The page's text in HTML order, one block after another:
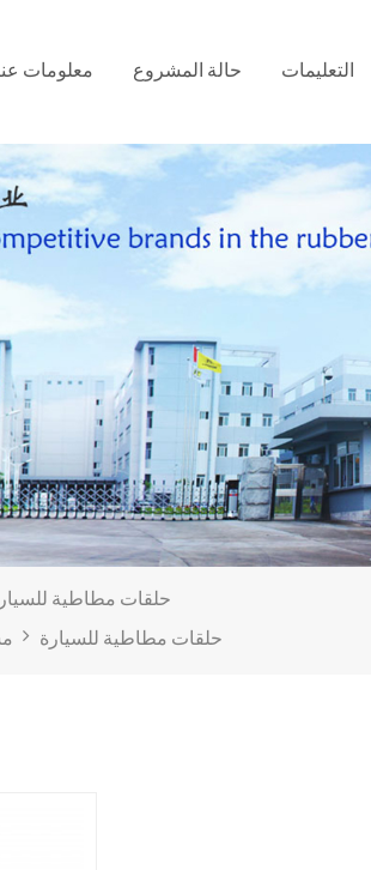
معلومات حالة المشروع التعليمات
حلقات مطاطية
حلقات مطاطية للسيارة